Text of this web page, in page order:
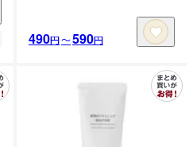
490円〜590円